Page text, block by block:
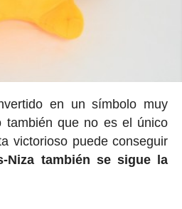
en un símbolo muy
también que no es el único
victorioso puede conseguir
Niza también se sigue la